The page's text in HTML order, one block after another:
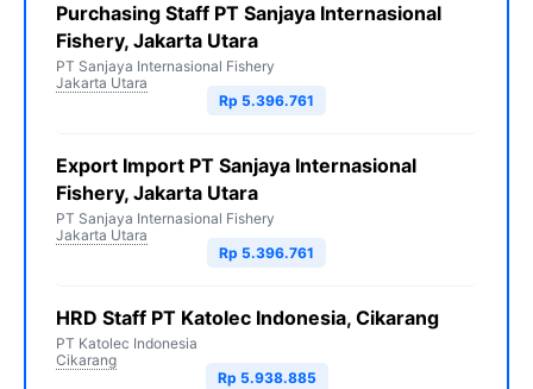
Purchasing Staff PT Sanjaya Internasional
Fishery, Jakarta Utara
PT Sanjaya Internasional Fishery
Jakarta Utara
Rp 5.396.761
Export Import PT Sanjaya Internasional
Fishery, Jakarta Utara
PT Sanjaya Internasional Fishery
Jakarta Utara
Rp 5.396.761
HRD Staff PT Katolec Indonesia, Cikarang
PT Katolec Indonesia
Cikarang
Rp 5.938.885